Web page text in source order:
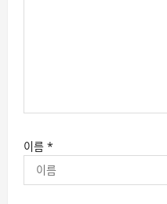
이름 *